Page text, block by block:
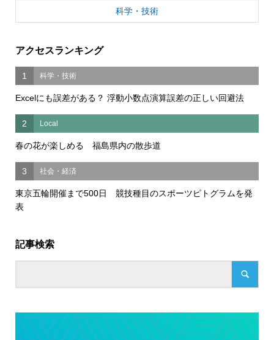
科学・技術
アクセスランキング
1 科学・技術
Excelにも誤差がある？ 浮動小数点演算誤差の正しい回避法
2 Local
春の花が楽しめる 福島県内の散歩道
3 社会・経済
東京五輪開催まで500日 競技種目のスポーツピトグラムを発
表
記事検索